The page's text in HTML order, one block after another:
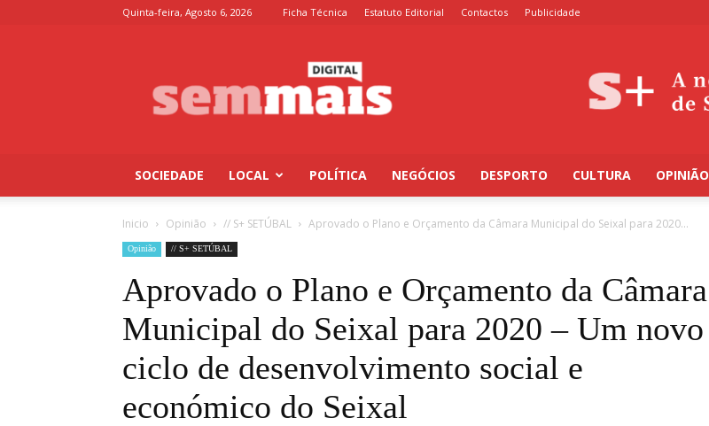
Quinta-feira, Agosto 6, 2026 Ficha Técnica Estatuto Editorial Contactos Publicidade
Semmais
SOCIEDADE LOCAL POLÍTICA NEGÓCIOS DESPORTO CULTURA OPINIÃO
Inicio Opinião // S+ SETÚBAL Aprovado o Plano e Orçamento da Câmara Municipal do Seixal para 2020...
Opinião // S+ SETÚBAL
Aprovado o Plano e Orçamento da Câmara
Municipal do Seixal para 2020 – Um novo
ciclo de desenvolvimento social e
económico do Seixal